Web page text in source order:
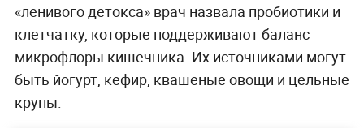
«ленивого детокса» врач назвала пробиотики и
клетчатку, которые поддерживают баланс
микрофлоры кишечника. Их источниками могут
быть йогурт, кефир, квашеные овощи и цельные
крупы.